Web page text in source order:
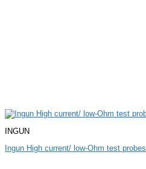
INGUN
Ingun High current/ low-Ohm test probes